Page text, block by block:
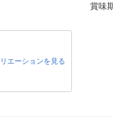
エーションを見る
賞味